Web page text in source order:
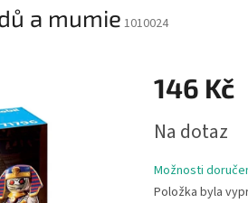
a mumie1010024
146 Kč
cena:
Na dotaz
Možnosti
Položka byla